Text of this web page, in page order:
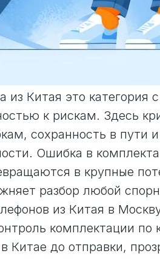
Китая это категория
к рискам. Здесь
сохранность в пути
Ошибка в
в крупные
разбор любой
из Китая в
комплектации по
Китае до отправки,